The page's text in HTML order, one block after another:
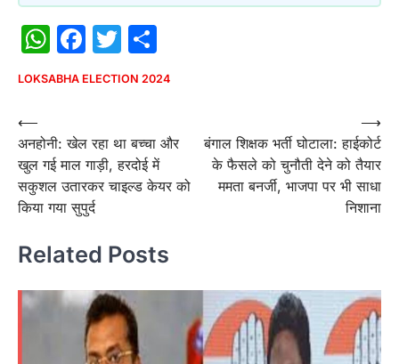
WhatsApp
Facebook
Twitter
LOKSABHA ELECTION 2024
Post
navigation
⟵
अनहोनी: खेल रहा था बच्चा और
खुल गई माल गाड़ी, हरदोई में
सकुशल उतारकर चाइल्‍ड केयर को
किया गया सुपुर्द
बंगाल शिक्षक भर्ती घोटाला: हाईकोर्ट
के फैसले को चुनौती देने को तैयार
ममता बनर्जी, भाजपा पर भी साधा
निशाना
⟶
Related Posts